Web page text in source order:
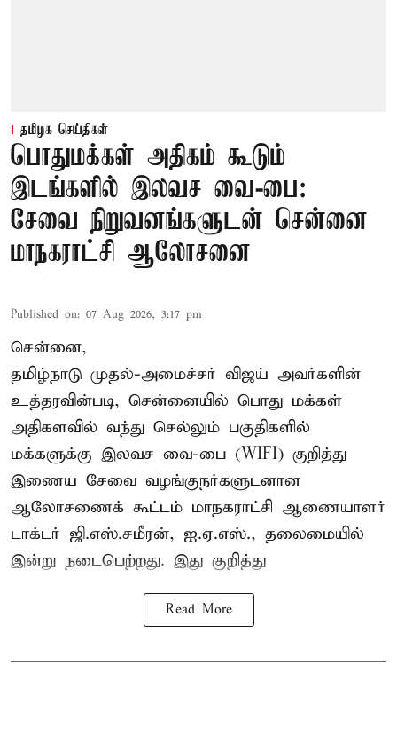
தமிழக செய்திகள்
பொதுமக்கள் அதிகம் கூடும்
இடங்களில் இலவச வை-பை:
சேவை நிறுவனங்களுடன் சென்னை
மாநகராட்சி ஆலோசனை
Published on: 07 Aug 2026, 3:17 pm
சென்னை,
தமிழ்நாடு முதல்-அமைச்சர் விஜய் அவர்களின்
உத்தரவின்படி, சென்னையில் பொது மக்கள்
அதிகளவில் வந்து செல்லும் பகுதிகளில்
மக்களுக்கு இலவச வை-பை (WIFI) குறித்து
இணைய சேவை வழங்குநர்களுடனான
ஆலோசணைக் கூட்டம் மாநகராட்சி ஆணையாளர்
டாக்டர் ஜி.எஸ்.சமீரன், ஐ.ஏ.எஸ்., தலைமையில்
இன்று நடைபெற்றது. இது குறித்து
Read More